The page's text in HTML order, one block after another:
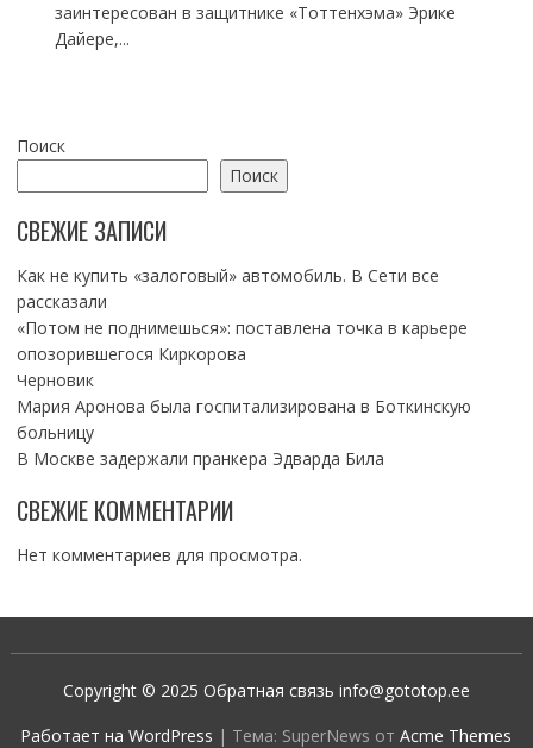
заинтересован в защитнике «Тоттенхэма» Эрике
Дайере,...
Поиск
Поиск
СВЕЖИЕ ЗАПИСИ
Как не купить «залоговый» автомобиль. В Сети все
рассказали
«Потом не поднимешься»: поставлена точка в карьере
опозорившегося Киркорова
Черновик
Мария Аронова была госпитализирована в Боткинскую
больницу
В Москве задержали пранкера Эдварда Била
СВЕЖИЕ КОММЕНТАРИИ
Нет комментариев для просмотра.
Copyright © 2025 Обратная связь info@gototop.ee
Работает на WordPress | Тема: SuperNews отAcme Themes